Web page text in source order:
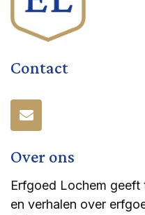
Contact
Over ons
Erfgoed Lochem geeft
en verhalen over